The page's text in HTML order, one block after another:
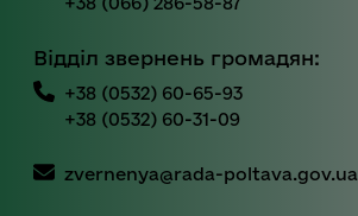
Відділ звернень громадян:
+38 (0532) 60-65-93
+38 (0532) 60-31-09
zvernenya@rada-poltava.gov.ua